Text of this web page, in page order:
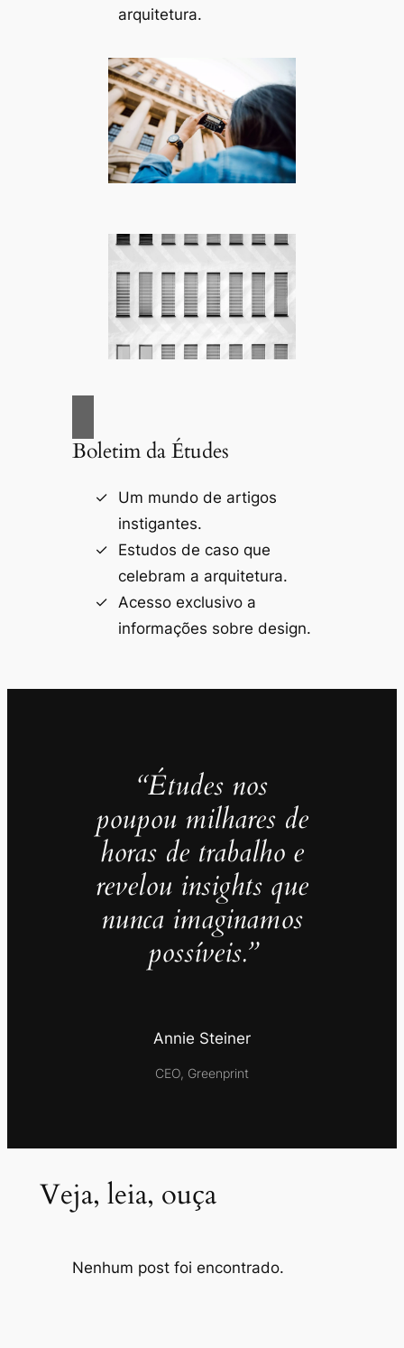
arquitetura.
Boletim da Études
Um mundo de artigos
instigantes.
Estudos de caso que
celebram a arquitetura.
Acesso exclusivo a
informações sobre design.
“Études nos
poupou milhares de
horas de trabalho e
revelou insights que
nunca imaginamos
possíveis.”
Annie Steiner
CEO, Greenprint
Veja, leia, ouça
Nenhum post foi encontrado.